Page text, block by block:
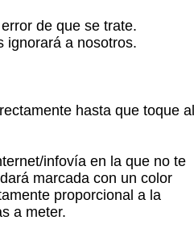
de que se trate.
ignorará a nosotros.
hasta que toque
infovía en la que no te
marcada con un color
proporcional a la
a meter.